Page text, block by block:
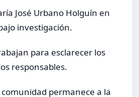
José Urbano Holguín en
investigación.
para esclarecer los
responsables.
permanece a la